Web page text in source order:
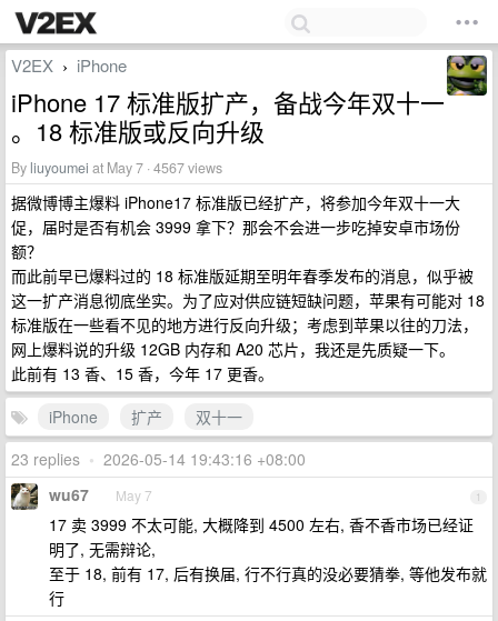
V2EX › iPhone
iPhone 17 标准版扩产，备战今年双十一
。18 标准版或反向升级
By liuyoumei at May 7 · 4567 views
据微博博主爆料 iPhone17 标准版已经扩产，将参加今年双十一大
促，届时是否有机会 3999 拿下？那会不会进一步吃掉安卓市场份
额？
而此前早已爆料过的 18 标准版延期至明年春季发布的消息，似乎被
这一扩产消息彻底坐实。为了应对供应链短缺问题，苹果有可能对 18
标准版在一些看不见的地方进行反向升级；考虑到苹果以往的刀法，
网上爆料说的升级 12GB 内存和 A20 芯片，我还是先质疑一下。
此前有 13 香、15 香，今年 17 更香。
iPhone
扩产
双十一
23 replies • 2026-05-14 19:43:16 +08:00
1
wu67 May 7
17 卖 3999 不太可能, 大概降到 4500 左右, 香不香市场已经证
明了, 无需辩论,
至于 18, 前有 17, 后有换届, 行不行真的没必要猜拳, 等他发布就
行